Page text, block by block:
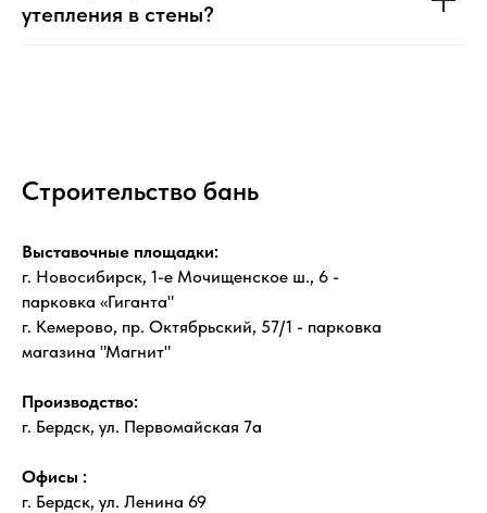
утепления в стены?
Строительство бань
Выставочные площадки:
г. Новосибирск, 1-е Мочищенское ш., 6 -
парковка «Гиганта"
г. Кемерово, пр. Октябрьский, 57/1 - парковка
магазина "Магнит"
Производство:
г. Бердск, ул. Первомайская 7а
Офисы :
г. Бердск, ул. Ленина 69